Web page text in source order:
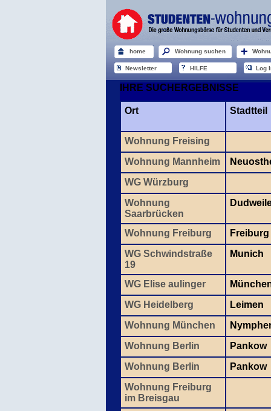
home Wohnung suchen
Newsletter HILFE Log
IHRE SUCHERGEBNISSE
Ort Stadtteil
Wohnung Freising
Wohnung Mannheim
WG Würzburg
Wohnung
Saarbrücken
Wohnung Freiburg
Freiburg
WG Schwindstraße
19
Munich
WG Elise aulinger
WG Heidelberg
Leimen
Wohnung München
Wohnung Berlin
Pankow
Wohnung Berlin
Pankow
Wohnung Freiburg
im Breisgau